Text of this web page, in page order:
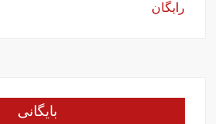
رایگان
بایگانی